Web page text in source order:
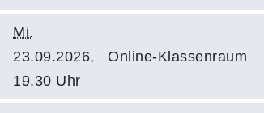
Mi.
23.09.2026,
19.30 Uhr
Online-Klassenraum